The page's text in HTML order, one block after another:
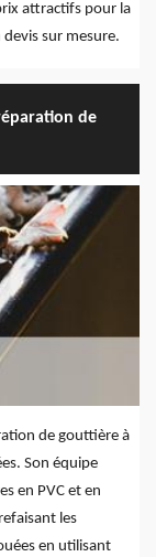
attractifs pour la
sur mesure.
de
de gouttière à
Son équipe
en PVC et en
les
en utilisant